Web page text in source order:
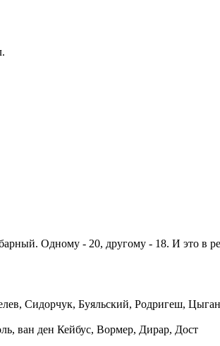
Одному - 20, другому - 18. И это
Сидорчук, Буяльский, Родригеш,
ван ден Кейбус, Вормер, Дирар, Дост